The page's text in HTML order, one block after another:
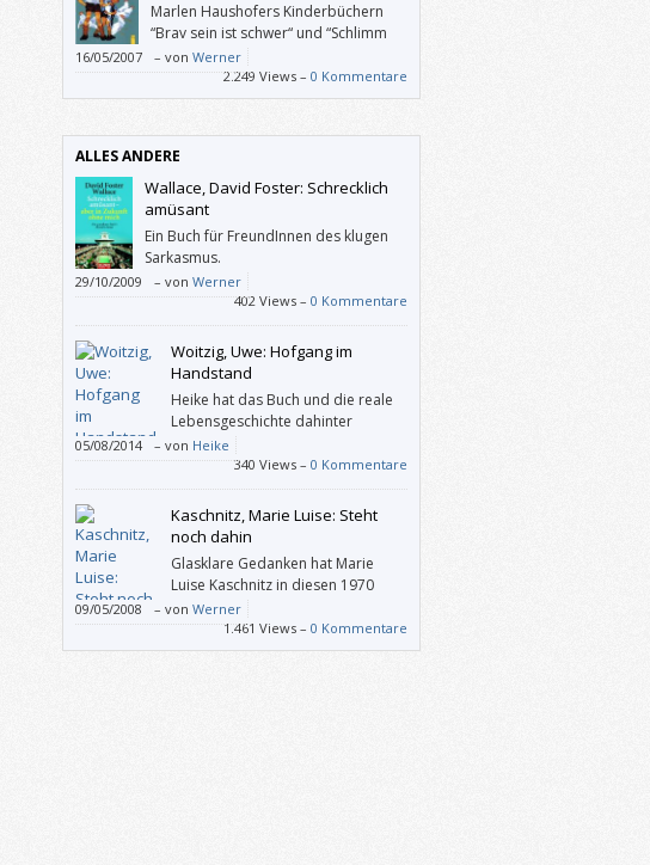
Marlen Haushofers Kinderbüchern
“Brav sein ist schwer“ und “Schlimm
sein ist auch kein Vergnügen“ merkt
man nicht an, dass sie 1965 resp. 1970
erschienen sind, – sie wirken zehn Jahre früher
den Kindern (und ältere Geschwister den
jüngeren) Ohrfeigen gab(en).
16/05/2007 – von Werner
2.249 Views – 0 Kommentare
ALLES ANDERE
Wallace, David Foster: Schrecklich
amüsant
Ein Buch für FreundInnen des klugen
Sarkasmus.
29/10/2009 – von Werner
402 Views – 0 Kommentare
Woitzig, Uwe: Hofgang im
Handstand
Heike hat das Buch und die reale
Lebensgeschichte dahinter
wahnsinnig gut gefallen und hat sie
staunend und nachdenklich zum Innehalten und
Entschleunigen animiert. Das Lebensmotto des
Autors: „Alles kann, nichts muss“ und „Sei dir
selbst ein Witz, der dich erheitert“ haben sie zum
Lachen gebracht und ihre Sichtweise in manchen
Lebens-Bereichen bereits ein bisschen
verändert. Daumen hoch für eine sehr
berührende, interessante und fesselnde
Lebensgeschichte mit Tiefgang.
05/08/2014 – von Heike
340 Views – 0 Kommentare
Kaschnitz, Marie Luise: Steht
noch dahin
Glasklare Gedanken hat Marie
Luise Kaschnitz in diesen 1970
erschienenen Prosagedichten
verarbeitet, welche Schrecken ausmalen, die
Bestand gehabt haben oder zu einem kleinen
09/05/2008 – von Werner
1.461 Views – 0 Kommentare